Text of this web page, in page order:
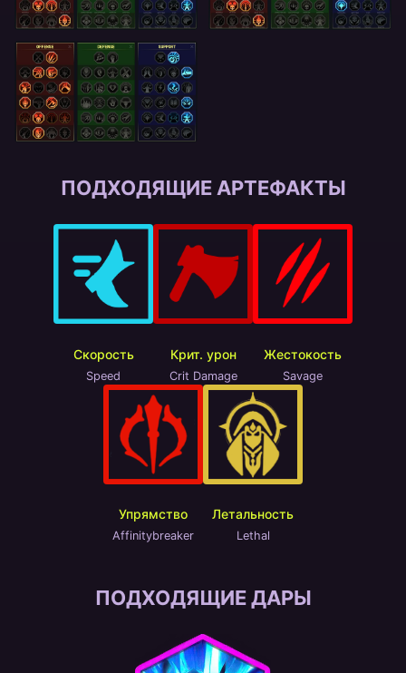
ПОДХОДЯЩИЕ АРТЕФАКТЫ
Скорость
Speed
Крит. урон
Crit Damage
Жестокость
Savage
Упрямство
Affinitybreaker
Летальность
Lethal
ПОДХОДЯЩИЕ ДАРЫ